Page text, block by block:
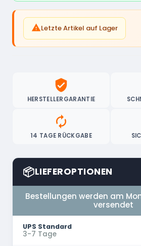
Letzte Artikel auf Lager
verified_user
HERSTELLERGARANTIE
autorenew
14 TAGE RÜCKGABE
📦LIEFEROPTIONEN
Bestellungen werden am
versendet
UPS Standard
3-7 Tage